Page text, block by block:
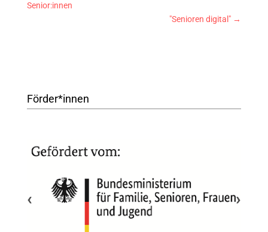
Senior:innen
"Senioren digital" →
Förder*innen
‹ ›